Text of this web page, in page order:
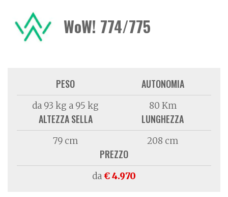
WoW! 774/775
PESO
da 93 kg a 95 kg
AUTONOMIA
80 Km
ALTEZZA SELLA
79 cm
LUNGHEZZA
208 cm
PREZZO
da€ 4.970